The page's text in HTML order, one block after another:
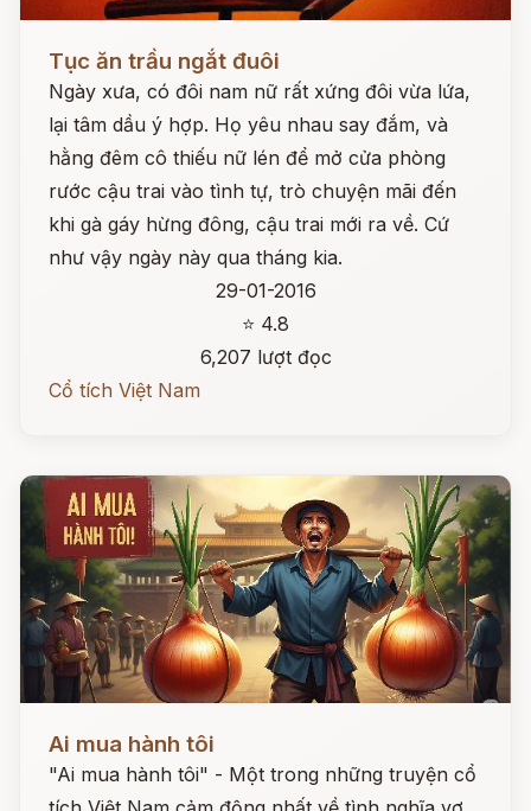
Tục ăn trầu ngắt đuôi
Ngày xưa, có đôi nam nữ rất xứng đôi vừa lứa,
lại tâm dầu ý hợp. Họ yêu nhau say đắm, và
hằng đêm cô thiếu nữ lén để mở cửa phòng
rước cậu trai vào tình tự, trò chuyện mãi đến
khi gà gáy hừng đông, cậu trai mới ra về. Cứ
như vậy ngày này qua tháng kia.
29-01-2016
⭐ 4.8
6,207 lượt đọc
Cổ tích Việt Nam
Ai mua hành tôi
"Ai mua hành tôi" - Một trong những truyện cổ